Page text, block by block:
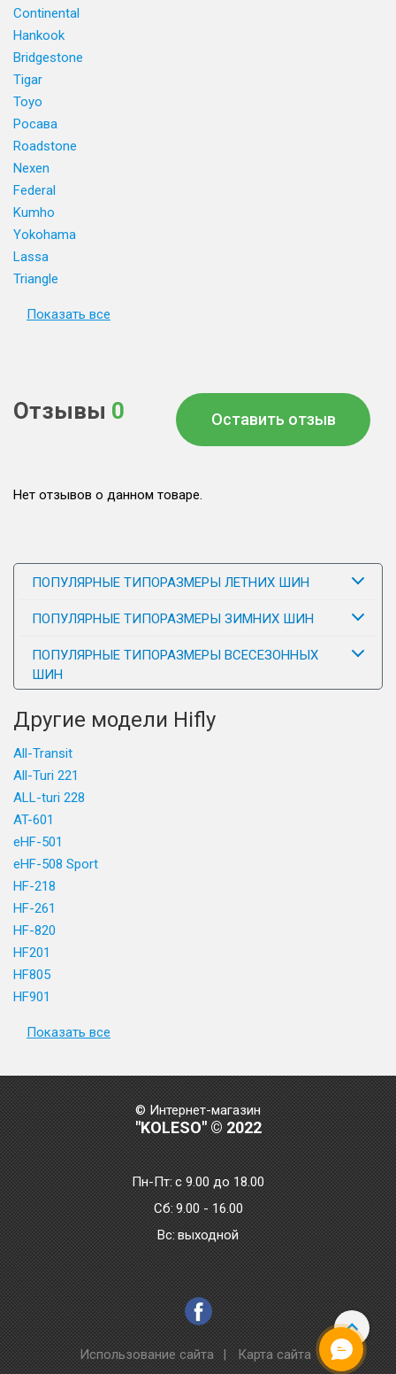
Continental
Hankook
Bridgestone
Tigar
Toyo
Росава
Roadstone
Nexen
Federal
Kumho
Yokohama
Lassa
Triangle
Показать все
Отзывы 0 Оставить отзыв
Нет отзывов о данном товаре.
ПОПУЛЯРНЫЕ ТИПОРАЗМЕРЫ ЛЕТНИХ ШИН
ПОПУЛЯРНЫЕ ТИПОРАЗМЕРЫ ЗИМНИХ ШИН
ПОПУЛЯРНЫЕ ТИПОРАЗМЕРЫ ВСЕСЕЗОННЫХ
ШИН
Другие модели Hifly
All-Transit
All-Turi 221
ALL-turi 228
AT-601
eHF-501
eHF-508 Sport
HF-218
HF-261
HF-820
HF201
HF805
HF901
Показать все
© Интернет-магазин
"KOLESO" © 2022
Пн-Пт:с 9.00 до 18.00
Сб: 9.00 - 16.00
Bc: выходной
Использование сайта | Карта сайта